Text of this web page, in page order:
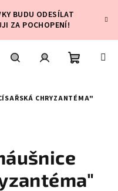
BUDU ODESÍLAT
ZA POCHOPENÍ!
CHRYZANTÉMA"